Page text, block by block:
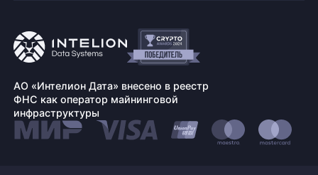
АО «Интелион Дата» внесено в реестр
ФНС как оператор майнинговой
инфраструктуры